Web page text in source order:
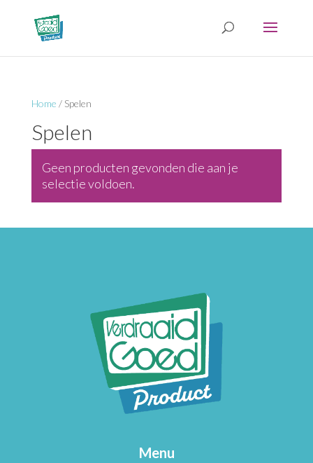
Home / Spelen
Spelen
Geen producten gevonden die aan je
selectie voldoen.
Menu